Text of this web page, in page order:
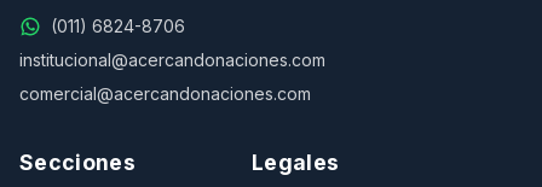
(011) 6824-8706
institucional@acercandonaciones.com
comercial@acercandonaciones.com
Secciones Legales